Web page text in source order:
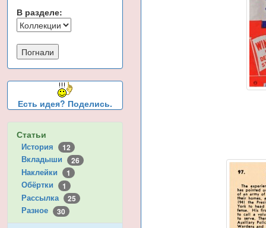
В разделе:
Есть идея? Поделись.
Статьи
История 12
Вкладыши 26
Наклейки 1
Обёртки 1
Рассылка 25
Разное 30